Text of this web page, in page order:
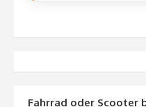
Fahrrad oder Scooter